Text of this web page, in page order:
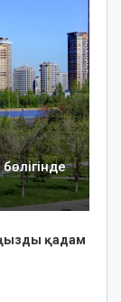
қадам